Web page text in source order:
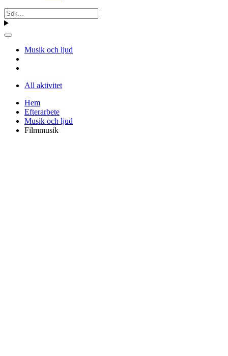
Musik och ljud
All aktivitet
Hem
Efterarbete
Musik och ljud
Filmmusik